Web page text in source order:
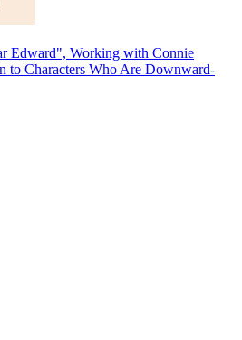
Edward", Working with Connie
to Characters Who Are Downward-